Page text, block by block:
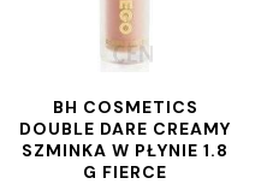
BH COSMETICS
DOUBLE DARE CREAMY
SZMINKA W PŁYNIE 1.8
G FIERCE